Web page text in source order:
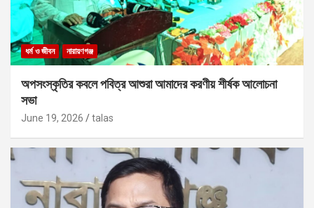
ধর্ম ও জীবন নারায়ণগঞ্জ
অপসংস্কৃতির কবলে পবিত্র আশুরা আমাদের করণীয় শীর্ষক আলোচনা
সভা
June 19, 2026 talas